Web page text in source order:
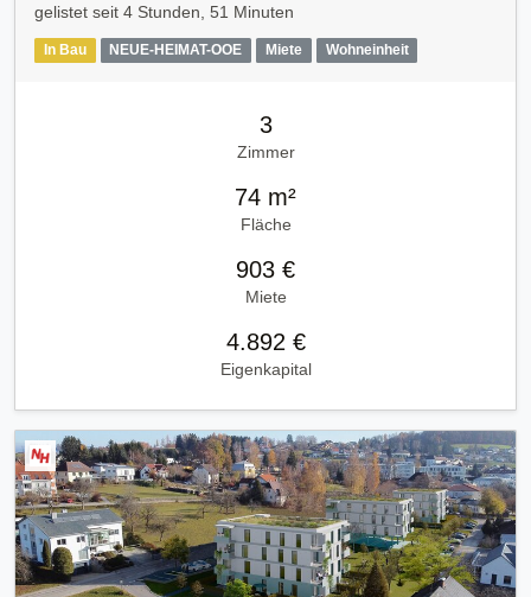
gelistet seit 4 Stunden, 51 Minuten
In Bau NEUE-HEIMAT-OOE Miete Wohneinheit
3
Zimmer
74 m²
Fläche
903 €
Miete
4.892 €
Eigenkapital